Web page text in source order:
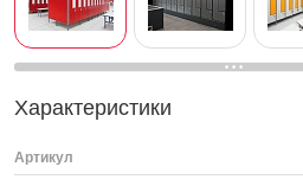
Характеристики
Артикул